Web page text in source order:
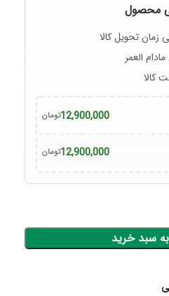
محصول
زمان تحویل کالا
العمر
کالا
12,900,000تومان
12,900,000تومان
سبد خرید